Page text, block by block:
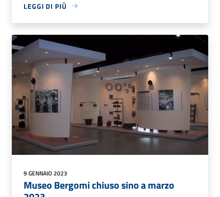
LEGGI DI PIÙ
9 GENNAIO 2023
Museo Bergomi chiuso sino a marzo